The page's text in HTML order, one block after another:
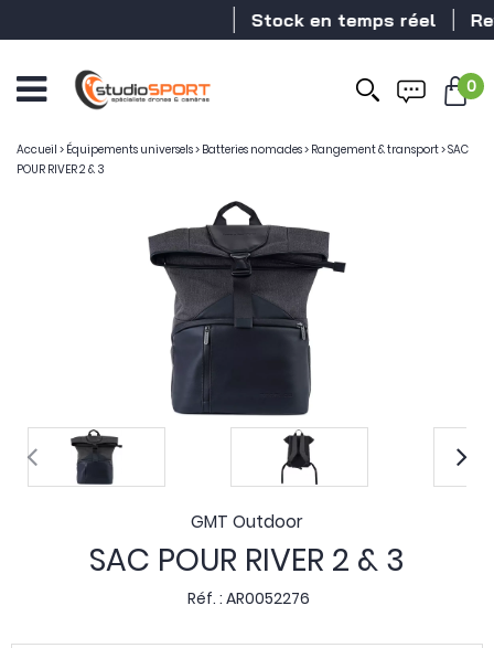
Stock en temps réel
0
Accueil > Équipements universels> Batteries nomades> Rangement & transport>SAC
POUR RIVER 2 & 3
GMT Outdoor
SAC POUR RIVER 2 & 3
Réf. : AR0052276